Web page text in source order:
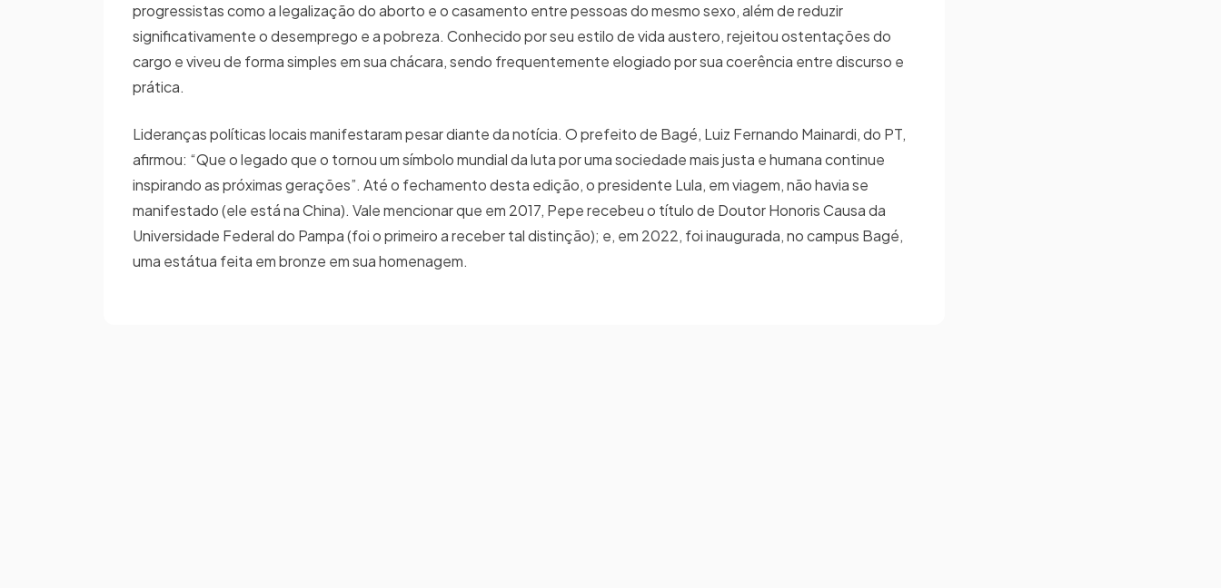
progressistas como a legalização do aborto e o casamento entre pessoas do mesmo sexo, além de reduzir
significativamente o desemprego e a pobreza. Conhecido por seu estilo de vida austero, rejeitou ostentações do
cargo e viveu de forma simples em sua chácara, sendo frequentemente elogiado por sua coerência entre discurso e
prática.
Lideranças políticas locais manifestaram pesar diante da notícia. O prefeito de Bagé, Luiz Fernando Mainardi, do PT,
afirmou: “Que o legado que o tornou um símbolo mundial da luta por uma sociedade mais justa e humana continue
inspirando as próximas gerações”. Até o fechamento desta edição, o presidente Lula, em viagem, não havia se
manifestado (ele está na China). Vale mencionar que em 2017, Pepe recebeu o título de Doutor Honoris Causa da
Universidade Federal do Pampa (foi o primeiro a receber tal distinção); e, em 2022, foi inaugurada, no campus Bagé,
uma estátua feita em bronze em sua homenagem.